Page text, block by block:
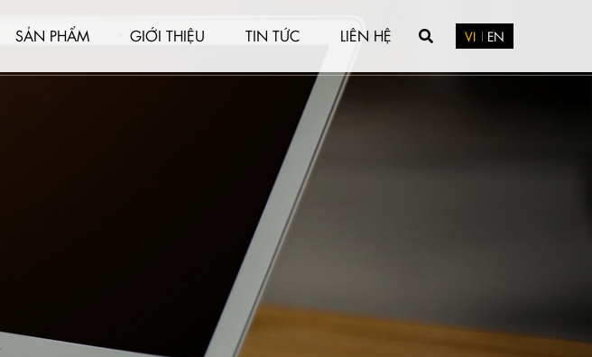
SẢN PHẨM GIỚI THIỆU TIN TỨC LIÊN HỆ VI EN